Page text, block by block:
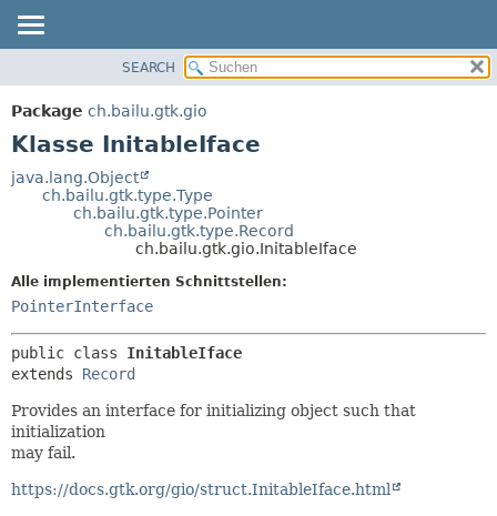
PACKAGE
KLASSE
VERALTET
DETAILS:
FELD
SEARCH
Package ch.bailu.gtk.gio
Klasse InitableIface
java.lang.Object
ch.bailu.gtk.type.Type
ch.bailu.gtk.type.Pointer
ch.bailu.gtk.type.Record
ch.bailu.gtk.gio.InitableIface
Alle implementierten Schnittstellen:
PointerInterface
public class InitableIface
extends Record
Provides an interface for initializing object such that
initialization
may fail.
https://docs.gtk.org/gio/struct.InitableIface.html